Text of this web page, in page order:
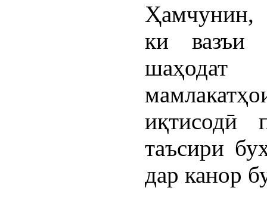
Ҳамчунин,
ки вазъи
иқтисодӣ
таъсири
дар канор